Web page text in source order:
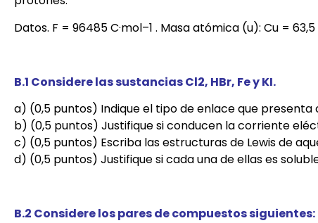
Datos. F = 96485 C·mol–1 . Masa atómica (u): Cu = 63,5
B.1 Considere las sustancias Cl2, HBr, Fe y KI.
a) (0,5 puntos) Indique el tipo de enlace que presenta
b) (0,5 puntos) Justifique si conducen la corriente
c) (0,5 puntos) Escriba las estructuras de Lewis de
d) (0,5 puntos) Justifique si cada una de ellas es
B.2 Considere los pares de compuestos